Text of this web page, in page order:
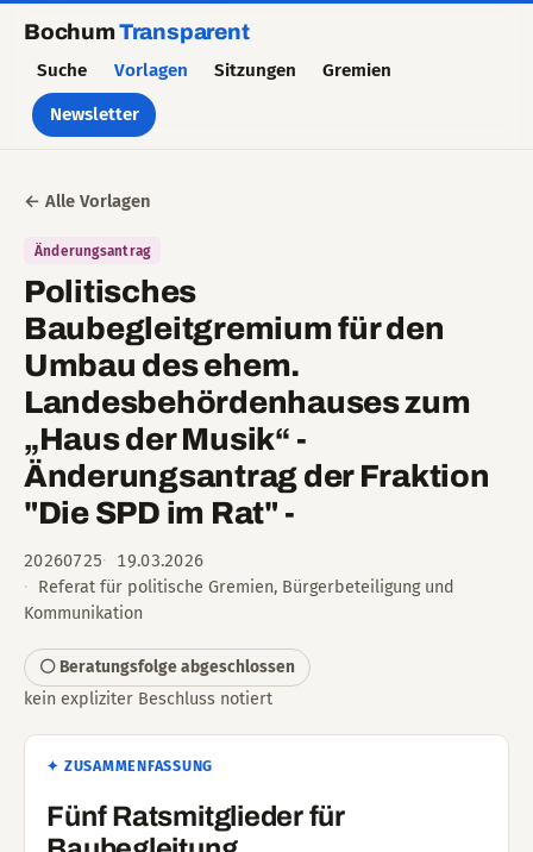
BochumTransparent
Suche Vorlagen Sitzungen Gremien
Newsletter
← Alle Vorlagen
Änderungsantrag
Politisches
Baubegleitgremium für den
Umbau des ehem.
Landesbehördenhauses zum
„Haus der Musik“ -
Änderungsantrag der Fraktion
"Die SPD im Rat" -
20260725
19.03.2026
Referat für politische Gremien, Bürgerbeteiligung und
Kommunikation
⚪ Beratungsfolge abgeschlossen
kein expliziter Beschluss notiert
✦ ZUSAMMENFASSUNG
Fünf Ratsmitglieder für